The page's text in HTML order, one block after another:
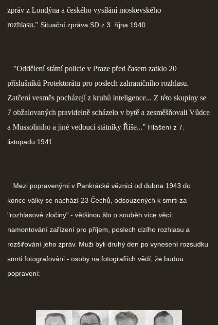
zpráv z Londýna a českého vysílání moskevského
rozhlasu." Situační zpráva SD z 3. října 1940
"Oddělení státní policie v Praze před časem zatklo 20
příslušníků Protektorátu pro poslech zahraničního rozhlasu.
Zatčení vesměs pocházejí z kruhů inteligence... Z této skupiny se
7 obžalovaných pravidelně scházelo v bytě a zesměšňovali Vůdce
a Mussoliniho a jiné vedoucí státníky Říše..." Hlášení z 7.
listopadu 1941
Mezi popravenými v Pankrácké věznici od dubna 1943 do
konce války se nachází 23 Čechů, odsouzených k smrti za
"rozhlasové zločiny" - většinou šlo o souběh více věcí:
namontování zařízení pro příjem, poslech cizího rozhlasu a
rozšiřování jeho zpráv. Muži byli druhý den po vynesení rozsudku
smrti fotografováni - osoby na fotografiích vědí, že budou
popraveni: